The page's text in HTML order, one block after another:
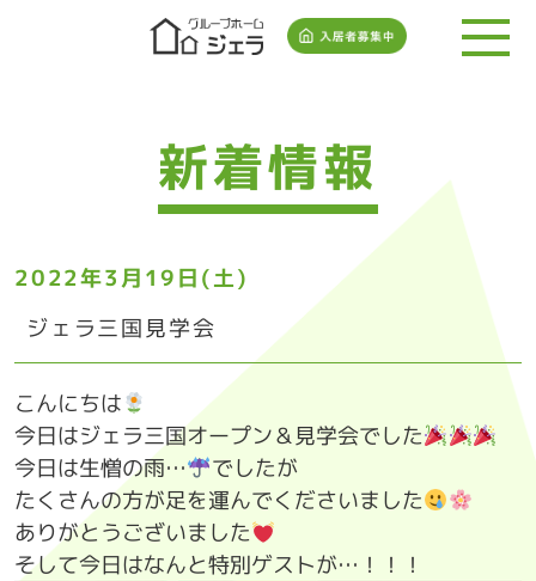
新着情報
2022年3月19日(土)
ジェラ三国見学会
こんにちは
今日はジェラ三国オープン＆見学会でした
今日は生憎の雨…
でしたが
たくさんの方が足を運んでくださいました
ありがとうございました
そして今日はなんと特別ゲストが…！！！